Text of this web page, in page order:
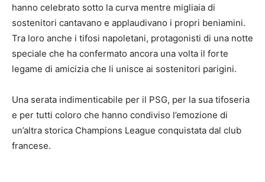
hanno celebrato sotto la curva mentre migliaia di
sostenitori cantavano e applaudivano i propri beniamini.
Tra loro anche i tifosi napoletani, protagonisti di una notte
speciale che ha confermato ancora una volta il forte
legame di amicizia che li unisce ai sostenitori parigini.
Una serata indimenticabile per il PSG, per la sua tifoseria
e per tutti coloro che hanno condiviso l’emozione di
un’altra storica Champions League conquistata dal club
francese.